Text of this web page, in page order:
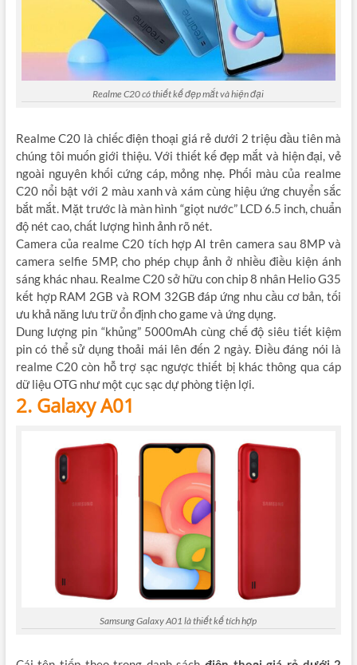
Realme C20 có thiết kế đẹp mắt và hiện đại
Realme C20 là chiếc điện thoại giá rẻ dưới 2 triệu đầu tiên mà
chúng tôi muốn giới thiệu. Với thiết kế đẹp mắt và hiện đại, vẻ
ngoài nguyên khối cứng cáp, mỏng nhẹ. Phối màu của realme
C20 nổi bật với 2 màu xanh và xám cùng hiệu ứng chuyển sắc
bắt mắt. Mặt trước là màn hình “giọt nước” LCD 6.5 inch, chuẩn
độ nét cao, chất lượng hình ảnh rõ nét.
Camera của realme C20 tích hợp AI trên camera sau 8MP và
camera selfie 5MP, cho phép chụp ảnh ở nhiều điều kiện ánh
sáng khác nhau. Realme C20 sở hữu con chip 8 nhân Helio G35
kết hợp RAM 2GB và ROM 32GB đáp ứng nhu cầu cơ bản, tối
ưu khả năng lưu trữ ổn định cho game và ứng dụng.
Dung lượng pin “khủng” 5000mAh cùng chế độ siêu tiết kiệm
pin có thể sử dụng thoải mái lên đến 2 ngày. Điều đáng nói là
realme C20 còn hỗ trợ sạc ngược thiết bị khác thông qua cáp
dữ liệu OTG như một cục sạc dự phòng tiện lợi.
2. Galaxy A01
Samsung Galaxy A01 là thiết kế tích hợp